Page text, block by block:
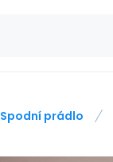
Spodní prádlo